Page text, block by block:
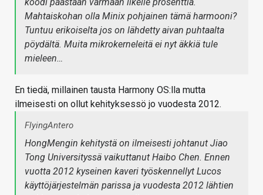
Mahtaiskohan olla Minix pohjainen tämä harmooni?
Tuntuu erikoiselta jos on lähdetty aivan puhtaalta
pöydältä. Muita mikrokerneleitä ei nyt äkkiä tule
mieleen…
En tiedä, millainen tausta Harmony OS:lla mutta
ilmeisesti on ollut kehityksessö jo vuodesta 2012.
FlyingAntero
HongMengin kehitystä on ilmeisesti johtanut Jiao
Tong Universityssä vaikuttanut Haibo Chen. Ennen
vuotta 2012 kyseinen kaveri työskennellyt Lucos
käyttöjärjestelmän parissa ja vuodesta 2012 lähtien